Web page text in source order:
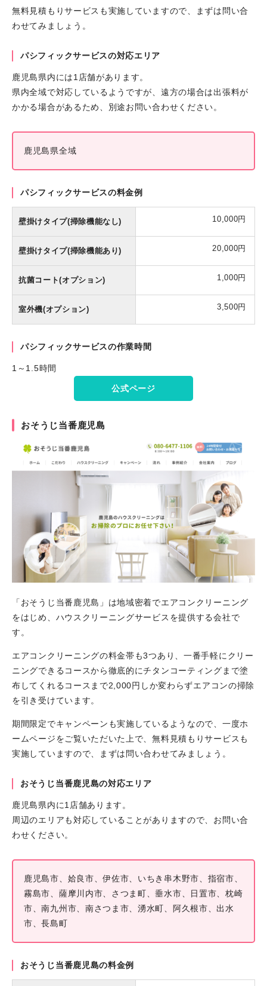
無料見積もりサービスも実施していますので、まずは問い合
わせてみましょう。
パシフィックサービスの対応エリア
鹿児島県内には1店舗があります。
県内全域で対応しているようですが、遠方の場合は出張料が
かかる場合があるため、別途お問い合わせください。
鹿児島県全域
パシフィックサービスの料金例
壁掛けタイプ(掃除機能なし) 10,000円
壁掛けタイプ(掃除機能あり) 20,000円
抗菌コート(オプション) 1,000円
室外機(オプション) 3,500円
パシフィックサービスの作業時間
1～1.5時間
公式ページ
おそうじ当番鹿児島
「おそうじ当番鹿児島」は地域密着でエアコンクリーニング
をはじめ、ハウスクリーニングサービスを提供する会社で
す。
エアコンクリーニングの料金帯も3つあり、一番手軽にクリー
ニングできるコースから徹底的にチタンコーティングまで塗
布してくれるコースまで2,000円しか変わらずエアコンの掃除
を引き受けています。
期間限定でキャンペーンも実施しているようなので、一度ホ
ームページをご覧いただいた上で、無料見積もりサービスも
実施していますので、まずは問い合わせてみましょう。
おそうじ当番鹿児島の対応エリア
鹿児島県内に1店舗あります。
周辺のエリアも対応していることがありますので、お問い合
わせください。
鹿児島市、姶良市、伊佐市、いちき串木野市、指宿市、
霧島市、薩摩川内市、さつま町、垂水市、日置市、枕崎
市、南九州市、南さつま市、湧水町、阿久根市、出水
市、長島町
おそうじ当番鹿児島の料金例